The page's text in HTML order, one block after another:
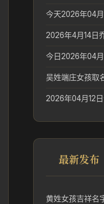
最新发布
黄姓女孩吉祥名